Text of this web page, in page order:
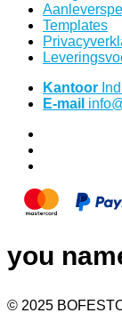
Templates
Kantoor
E-mail
you
© 2025